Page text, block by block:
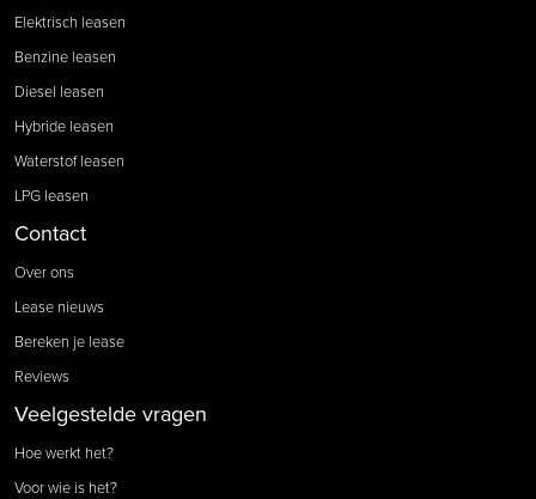
Elektrisch leasen
Benzine leasen
Diesel leasen
Hybride leasen
Waterstof leasen
LPG leasen
Contact
Over ons
Lease nieuws
Bereken je lease
Reviews
Veelgestelde vragen
Hoe werkt het?
Voor wie is het?